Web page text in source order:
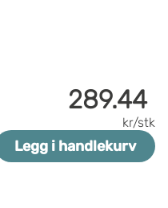
289.44
kr/stk
Legg i handlekurv